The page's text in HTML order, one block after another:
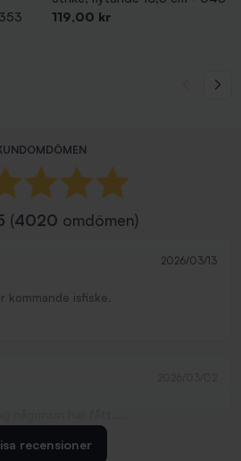
Pris
119,00 kr
(4020 omdömen)
2026/03/13
isfiske.
recensioner